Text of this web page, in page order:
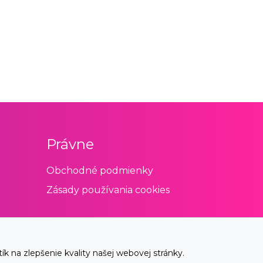
na zlepšenie kvality našej webovej stránky.
Právne
Obchodné podmienky
Zásady používania cookies